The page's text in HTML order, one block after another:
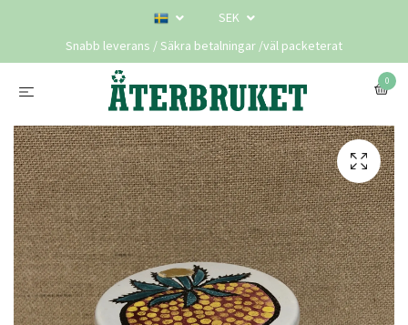
SEK
Snabb leverans / Säkra betalningar /väl packeterat
0